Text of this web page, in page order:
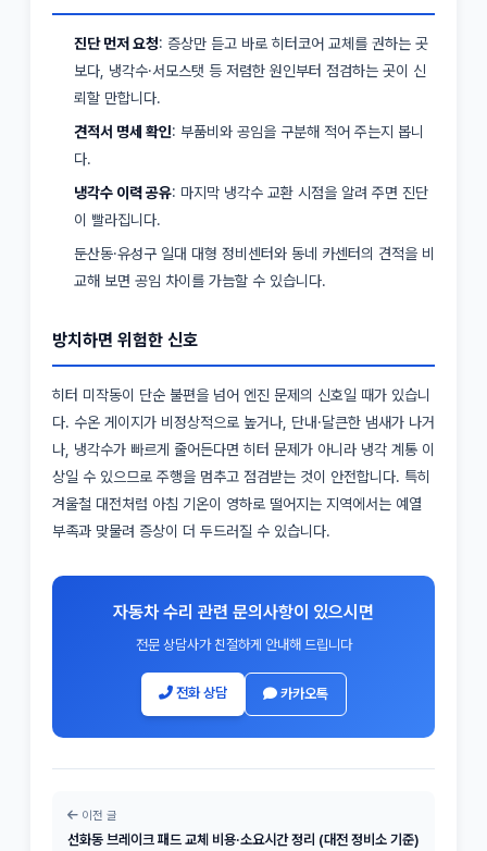
진단 먼저 요청: 증상만 듣고 바로 히터코어 교체를 권하는 곳
보다, 냉각수·서모스탯 등 저렴한 원인부터 점검하는 곳이 신
뢰할 만합니다.
견적서 명세 확인: 부품비와 공임을 구분해 적어 주는지 봅니
다.
냉각수 이력 공유: 마지막 냉각수 교환 시점을 알려 주면 진단
이 빨라집니다.
둔산동·유성구 일대 대형 정비센터와 동네 카센터의 견적을 비
교해 보면 공임 차이를 가늠할 수 있습니다.
방치하면 위험한 신호
히터 미작동이 단순 불편을 넘어 엔진 문제의 신호일 때가 있습니
다. 수온 게이지가 비정상적으로 높거나, 단내·달큰한 냄새가 나거
나, 냉각수가 빠르게 줄어든다면 히터 문제가 아니라 냉각 계통 이
상일 수 있으므로 주행을 멈추고 점검받는 것이 안전합니다. 특히
겨울철 대전처럼 아침 기온이 영하로 떨어지는 지역에서는 예열
부족과 맞물려 증상이 더 두드러질 수 있습니다.
자동차 수리 관련 문의사항이 있으시면
전문 상담사가 친절하게 안내해 드립니다
전화 상담 카카오톡
이전 글
선화동 브레이크 패드 교체 비용·소요시간 정리 (대전 정비소 기준)